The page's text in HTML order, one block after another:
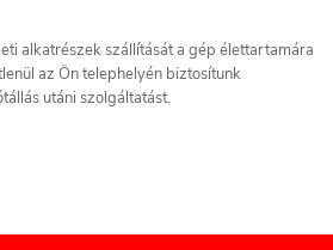
alkatrészek szállítását a gép élettartamára
az Ön telephelyén biztosítunk
utáni szolgáltatást.